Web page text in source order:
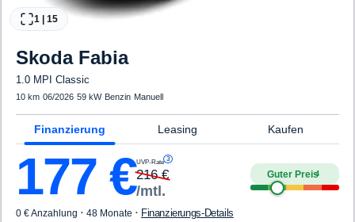
1 15
Skoda Fabia
1.0 MPI Classic
10 km·06/2026·59 kW· Benzin· Manuell
Finanzierung Leasing Kaufen
177 €UVP-Rate 3
216€
/mtl.
Guter Preis4
0 € Anzahlung · 48 Monate · Finanzierungs-Details